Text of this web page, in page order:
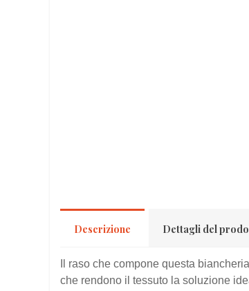
Descrizione Dettagli del
Il raso che compone questa
che rendono il tessuto la soluzione